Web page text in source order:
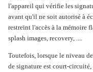
l'appareil qui vérifie les
avant qu'il ne soit autorisé à
restreint l'accès à la mémoire
splash images, recovery, ....
Toutefois, lorsque le niveau
de signature est court-